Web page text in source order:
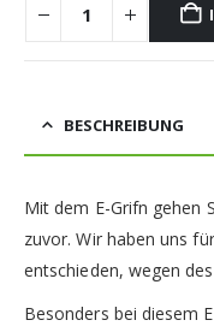
BESCHREIBUNG
Mit dem E-Grifn gehen
zuvor. Wir haben uns
entschieden, wegen
Besonders bei diesem